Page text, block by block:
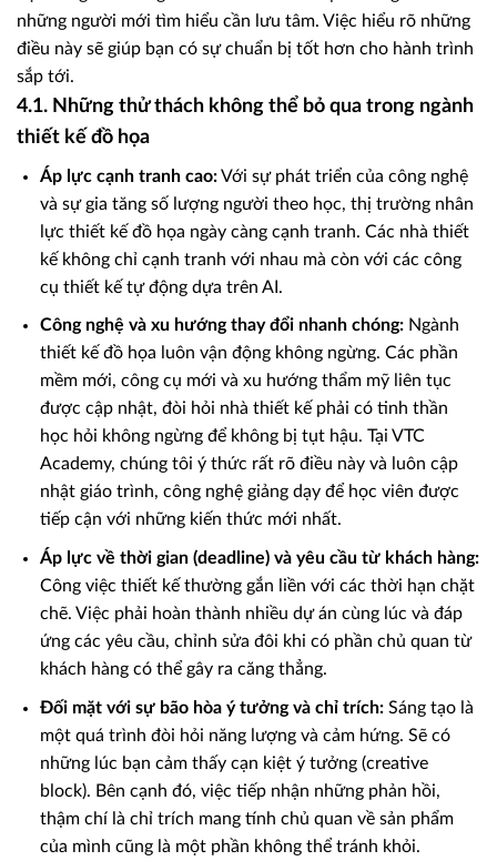
những người mới tìm hiểu cần lưu tâm. Việc hiểu rõ những
điều này sẽ giúp bạn có sự chuẩn bị tốt hơn cho hành trình
sắp tới.
4.1. Những thử thách không thể bỏ qua trong ngành
thiết kế đồ họa
Áp lực cạnh tranh cao:Với sự phát triển của công nghệ
và sự gia tăng số lượng người theo học, thị trường nhân
lực thiết kế đồ họa ngày càng cạnh tranh. Các nhà thiết
kế không chỉ cạnh tranh với nhau mà còn với các công
cụ thiết kế tự động dựa trên AI.
Công nghệ và xu hướng thay đổi nhanh chóng:Ngành
thiết kế đồ họa luôn vận động không ngừng. Các phần
mềm mới, công cụ mới và xu hướng thẩm mỹ liên tục
được cập nhật, đòi hỏi nhà thiết kế phải có tinh thần
học hỏi không ngừng để không bị tụt hậu. Tại VTC
Academy, chúng tôi ý thức rất rõ điều này và luôn cập
nhật giáo trình, công nghệ giảng dạy để học viên được
tiếp cận với những kiến thức mới nhất.
Áp lực về thời gian (deadline) và yêu cầu từ khách hàng:
Công việc thiết kế thường gắn liền với các thời hạn chặt
chẽ. Việc phải hoàn thành nhiều dự án cùng lúc và đáp
ứng các yêu cầu, chỉnh sửa đôi khi có phần chủ quan từ
khách hàng có thể gây ra căng thẳng.
Đối mặt với sự bão hòa ý tưởng và chỉ trích:Sáng tạo là
một quá trình đòi hỏi năng lượng và cảm hứng. Sẽ có
những lúc bạn cảm thấy cạn kiệt ý tưởng (creative
block). Bên cạnh đó, việc tiếp nhận những phản hồi,
thậm chí là chỉ trích mang tính chủ quan về sản phẩm
của mình cũng là một phần không thể tránh khỏi.